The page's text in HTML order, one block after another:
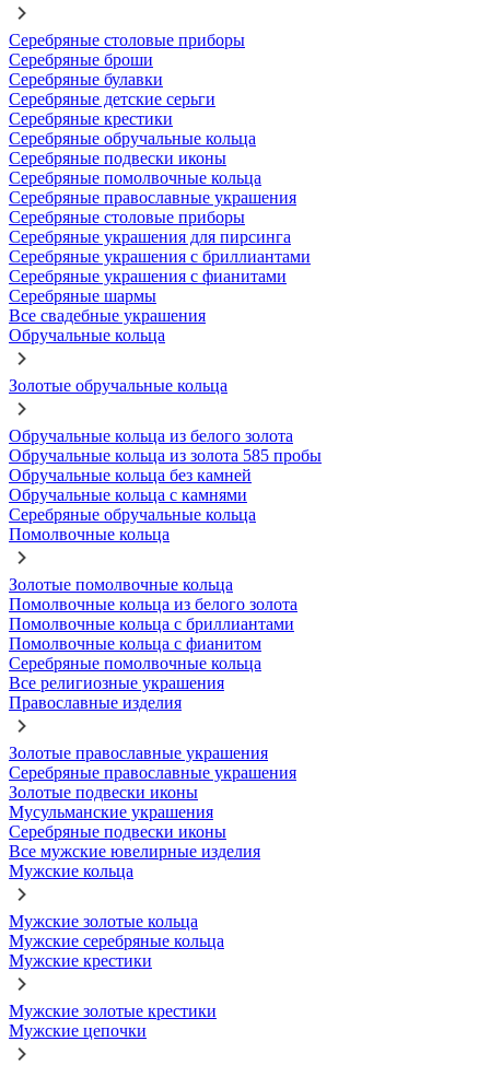
Серебряные столовые приборы
Серебряные броши
Серебряные булавки
Серебряные детские серьги
Серебряные крестики
Серебряные обручальные кольца
Серебряные подвески иконы
Серебряные помолвочные кольца
Серебряные православные украшения
Серебряные столовые приборы
Серебряные украшения для пирсинга
Серебряные украшения с бриллиантами
Серебряные украшения с фианитами
Серебряные шармы
Все свадебные украшения
Обручальные кольца
Золотые обручальные кольца
Обручальные кольца из белого золота
Обручальные кольца из золота 585 пробы
Обручальные кольца без камней
Обручальные кольца с камнями
Серебряные обручальные кольца
Помолвочные кольца
Золотые помолвочные кольца
Помолвочные кольца из белого золота
Помолвочные кольца с бриллиантами
Помолвочные кольца с фианитом
Серебряные помолвочные кольца
Все религиозные украшения
Православные изделия
Золотые православные украшения
Серебряные православные украшения
Золотые подвески иконы
Мусульманские украшения
Серебряные подвески иконы
Все мужские ювелирные изделия
Мужские кольца
Мужские золотые кольца
Мужские серебряные кольца
Мужские крестики
Мужские золотые крестики
Мужские цепочки